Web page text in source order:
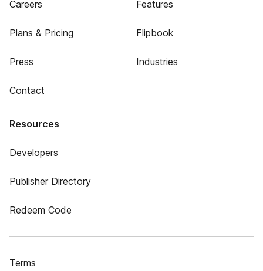
Careers
Plans & Pricing
Press
Contact
Features
Flipbook
Industries
Resources
Developers
Publisher Directory
Redeem Code
Terms